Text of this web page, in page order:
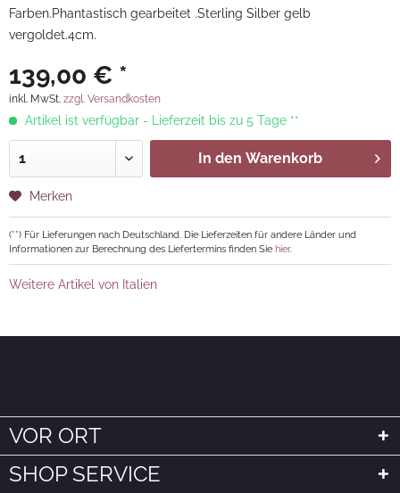
Farben.Phantastisch gearbeitet .Sterling Silber gelb
vergoldet.4cm.
139,00 € *
inkl. MwSt. zzgl. Versandkosten
Artikel ist verfügbar - Lieferzeit bis zu 5 Tage **
In den Warenkorb
Merken
(**) Für Lieferungen nach Deutschland. Die Lieferzeiten für andere Länder und
Informationen zur Berechnung des Liefertermins finden Sie hier.
Weitere Artikel von Italien
VOR ORT
SHOP SERVICE